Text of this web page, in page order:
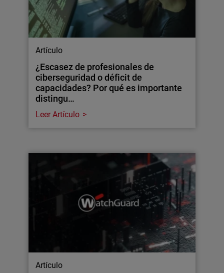
Artículo
¿Escasez de profesionales de
ciberseguridad o déficit de
capacidades? Por qué es importante
distingu…
Leer Artículo
Artículo